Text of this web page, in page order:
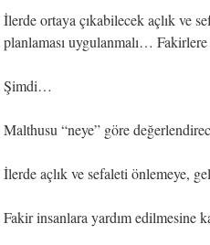
İlerde ortaya çıkabilecek açlık ve
planlaması uygulanmalı…
Şimdi…
Malthusu “neye” göre
İlerde açlık ve sefaleti önlemeye,
Fakir insanlara yardım edilmesine